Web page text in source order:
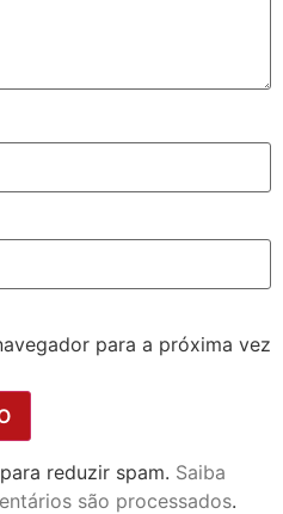
para a próxima vez
reduzir spam. Saiba
são processados.